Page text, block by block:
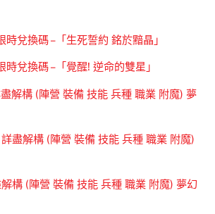
兌換碼 –「生死誓約 銘於黯晶」
兌換碼 –「覺醒! 逆命的雙星」
解構 (陣營 裝備 技能 兵種 職業 附魔) 夢
盡解構 (陣營 裝備 技能 兵種 職業 附魔)
構 (陣營 裝備 技能 兵種 職業 附魔) 夢幻